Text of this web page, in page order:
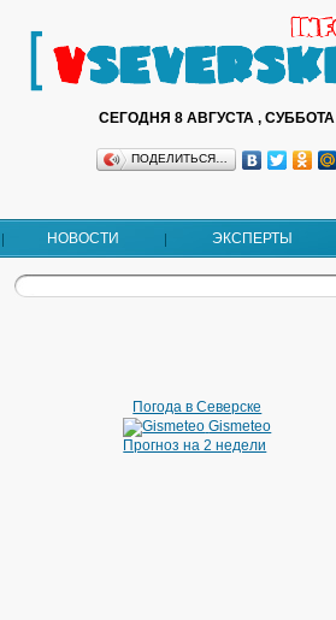
СЕГОДНЯ 8 АВГУСТА , СУББОТА
ПОДЕЛИТЬСЯ…
НОВОСТИ ЭКСПЕРТЫ
Погода в Северске
Gismeteo
Прогноз на 2 недели